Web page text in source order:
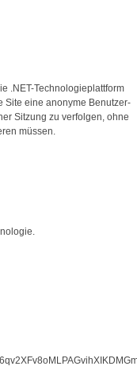
.NET-Technologieplattform
Site eine anonyme Benutzer-
Sitzung zu verfolgen, ohne
müssen.